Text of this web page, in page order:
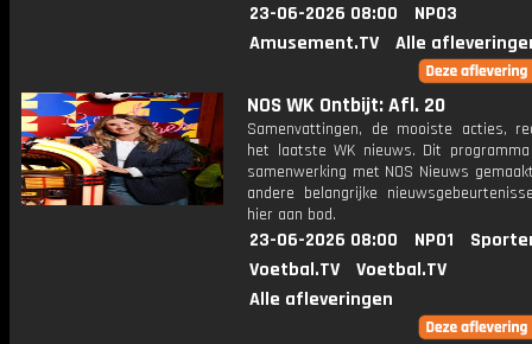
23-06-2026 08:00
NPO3
Amusement.TV
Alle
NOS WK Ontbijt: Afl. 20
Samenvattingen, de mooiste acties,
het laatste WK nieuws. Dit
samenwerking met NOS Nieuws
andere belangrijke
hier aan bod.
23-06-2026 08:00 NPO1
Voetbal.TV
Voetbal.TV
Alle afleveringen